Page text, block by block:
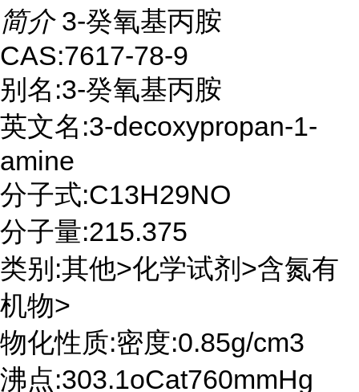
简介 3-癸氧基丙胺
CAS:7617-78-9
别名:3-癸氧基丙胺
英文名:3-decoxypropan-1-
amine
分子式:C13H29NO
分子量:215.375
类别:其他>化学试剂>含氮有
机物>
物化性质:密度:0.85g/cm3
沸点:303.1oCat760mmHg